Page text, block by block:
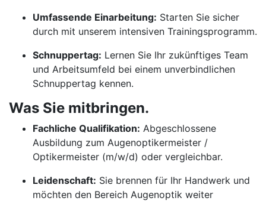
Umfassende Einarbeitung: Starten Sie sicher
durch mit unserem intensiven Trainingsprogramm.
Schnuppertag: Lernen Sie Ihr zukünftiges Team
und Arbeitsumfeld bei einem unverbindlichen
Schnuppertag kennen.
Was Sie mitbringen.
Fachliche Qualifikation: Abgeschlossene
Ausbildung zum Augenoptikermeister /
Optikermeister (m/w/d) oder vergleichbar.
Leidenschaft: Sie brennen für Ihr Handwerk und
möchten den Bereich Augenoptik weiter